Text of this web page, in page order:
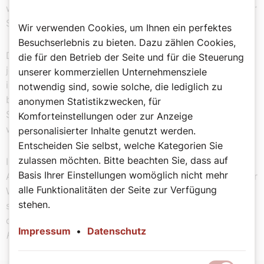
wir beten, wiederholen wir bloß dieses Wort, ohne unser
Schweigen zu unterbrechen.
Die Klöster erscheinen als die Orte des Lobpreises und
jenes Schweigens, das für den Lobpreis unentbehrlich
ist. Wir auf der Straße, zwischen die Leute gepresst,
bereiten unsere Seelen zu ebensoviel Höhlen des
Schweigens, wo­rin das Wort Gottes ruhen und
widerhallen kann.
In manchen Volksscharen, wo Hass, Begierlichkeit,
Alkohol die Sünde verrät, kennen wir das Schweigen der
Wüste; unsere Seele sammelt sich mühelos, damit Gott
seinen Namen darin ertönen lässt: „Vox clamantis in
deserto“
Red.)
Wir verwenden Cookies, um Ihnen ein perfektes
Besuchserlebnis zu bieten. Dazu zählen Cookies,
die für den Betrieb der Seite und für die Steuerung
unserer kommerziellen Unternehmensziele
notwendig sind, sowie solche, die lediglich zu
anonymen Statistikzwecken, für
Komforteinstellungen oder zur Anzeige
personalisierter Inhalte genutzt werden.
Entscheiden Sie selbst, welche Kategorien Sie
zulassen möchten. Bitte beachten Sie, dass auf
Basis Ihrer Einstellungen womöglich nicht mehr
alle Funktionalitäten der Seite zur Verfügung
stehen.
Impressum • Datenschutz